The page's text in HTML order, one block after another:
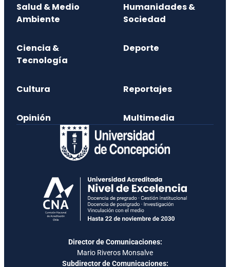
Salud & Medio
Ambiente
Humanidades &
Sociedad
Ciencia &
Tecnología
Deporte
Cultura Reportajes
Opinión Multimedia
Director de Comunicaciones:
Mario Riveros Monsalve
Subdirector de Comunicaciones: